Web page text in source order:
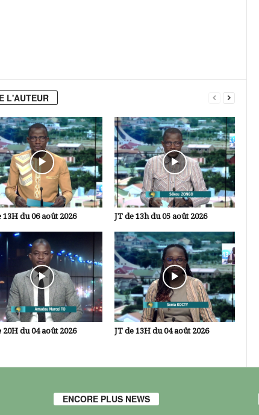
L'AUTEUR
13H du 06 août 2026 JT de 13h du 05 août 2026
20H du 04 août 2026 JT de 13H du 04 août 2026
ENCORE PLUS NEWS